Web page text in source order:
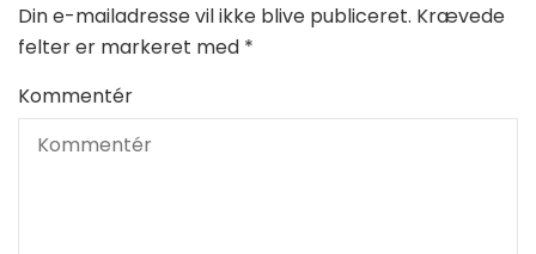
Din e-mailadresse vil ikke blive publiceret. Krævede
felter er markeret med *
Kommentér